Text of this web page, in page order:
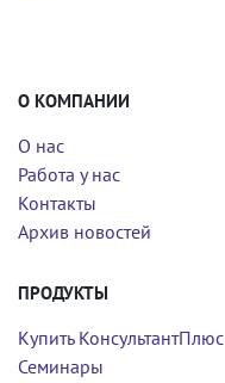
О КОМПАНИИ
О нас
Работа у нас
Контакты
Архив новостей
ПРОДУКТЫ
Купить КонсультантПлюс
Семинары